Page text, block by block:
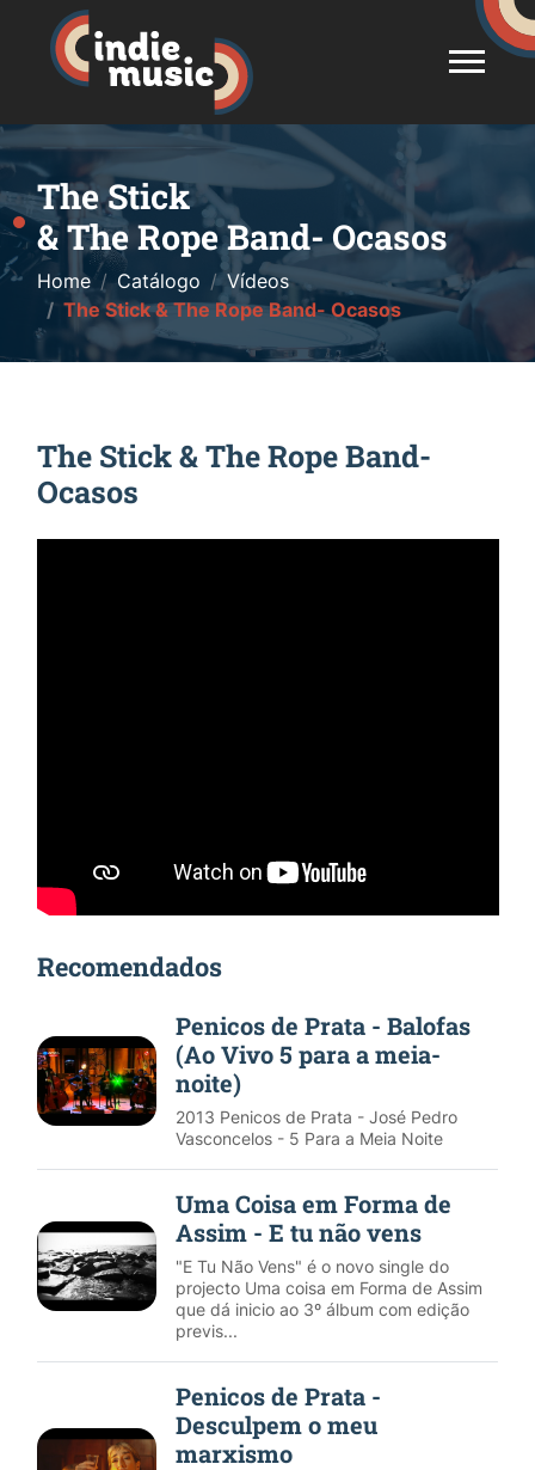
The Stick
& The Rope Band- Ocasos
Home Catálogo
Vídeos
The Stick & The Rope Band- Ocasos
The Stick & The Rope Band-
Ocasos
Recomendados
Penicos de Prata - Balofas
(Ao Vivo 5 para a meia-
noite)
2013 Penicos de Prata - José Pedro
Vasconcelos - 5 Para a Meia Noite
Uma Coisa em Forma de
Assim - E tu não vens
"E Tu Não Vens" é o novo single do
projecto Uma coisa em Forma de Assim
que dá inicio ao 3º álbum com edição
previs...
Penicos de Prata -
Desculpem o meu
marxismo